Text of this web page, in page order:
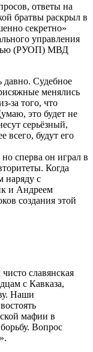
ответы на
братвы раскрыл в
секретно»
управления
(РУОП) МВД
давно. Судебное
менялись
за того, что
это будет не
серьёзный,
всего, будут его
сперва он играл в
Когда
наряду с
и Андреем
создания этой
славянская
с Кавказа,
Наши
мафии в
Вопрос